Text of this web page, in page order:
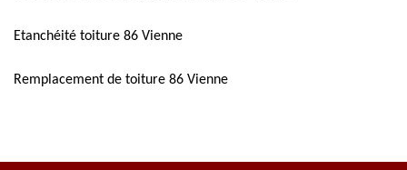
Etanchéité toiture 86 Vienne
Remplacement de toiture 86 Vienne